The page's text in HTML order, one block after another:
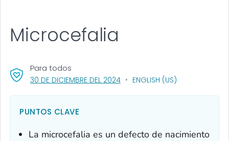
30 DE DICIEMBRE DEL 2024, VISIT LINK FOR DETAILS.
ENGLISH (US)
Para todos
Microcefalia
PUNTOS CLAVE
La microcefalia es un defecto de nacimiento